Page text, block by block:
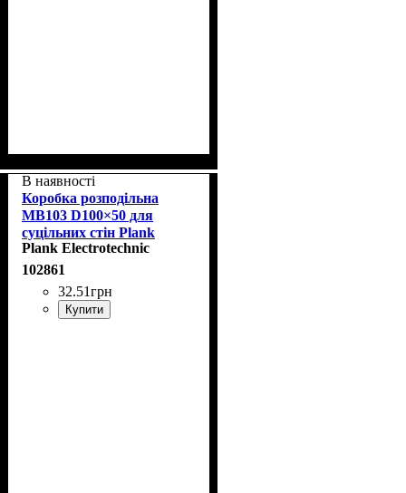
В наявності
Коробка розподільна
MB103 D100×50 для
суцільних стін Plank
PLK6103500
Plank Electrotechnic
102861
32.51грн
Купити